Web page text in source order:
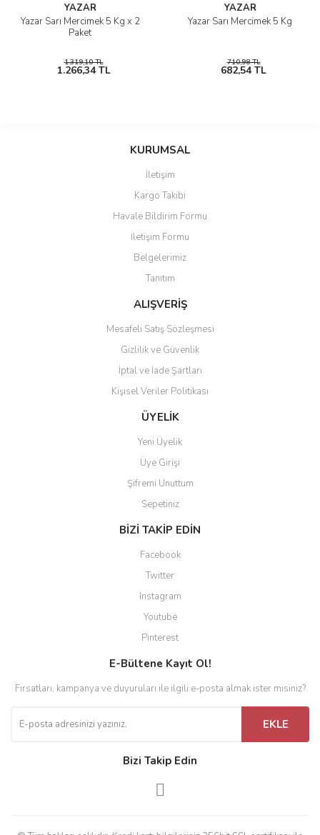
YAZAR
Yazar Sarı Mercimek 5 Kg x 2
Paket
1.319,10 TL
1.266,34 TL
YAZAR
Yazar Sarı Mercimek 5 Kg
710,98 TL
682,54 TL
KURUMSAL
İletişim
Kargo Takibi
Havale Bildirim Formu
İletişim Formu
Belgelerimiz
Tanıtım
ALIŞVERİŞ
Mesafeli Satış Sözleşmesi
Gizlilik ve Güvenlik
İptal ve İade Şartları
Kişisel Veriler Politikası
ÜYELİK
Yeni Üyelik
Üye Girişi
Şifremi Unuttum
Sepetiniz
BİZİ TAKİP EDİN
Facebook
Twitter
Instagram
Youtube
Pinterest
E-Bültene Kayıt Ol!
Fırsatları, kampanya ve duyuruları ile ilgili e-posta almak ister misiniz?
EKLE
Bizi Takip Edin